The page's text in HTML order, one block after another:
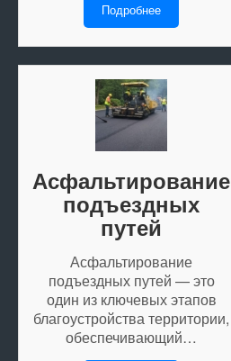
Подробнее
Асфальтирование
подъездных
путей
Асфальтирование
подъездных путей — это
один из ключевых этапов
благоустройства территории,
обеспечивающий…